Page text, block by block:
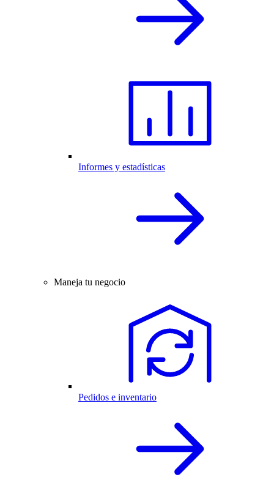
Informes y estadísticas
Maneja tu negocio
Pedidos e inventario